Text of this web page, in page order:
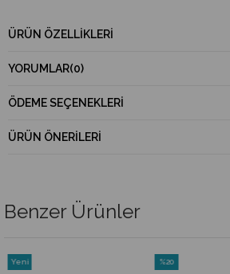
ÜRÜN ÖZELLIKLERI
YORUMLAR(0)
ÖDEME SEÇENEKLERI
ÜRÜN ÖNERILERI
Benzer Ürünler
%20
Yeni